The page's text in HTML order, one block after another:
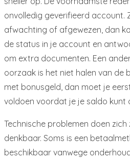
onvolledig geverifieerd account.
afwachting of afgewezen, dan
de status in je account en
om extra documenten. Een
oorzaak is het niet halen van de
met bonusgeld, dan moet je
voldoen voordat je je saldo kunt
Technische problemen doen
denkbaar. Soms is een
beschikbaar vanwege